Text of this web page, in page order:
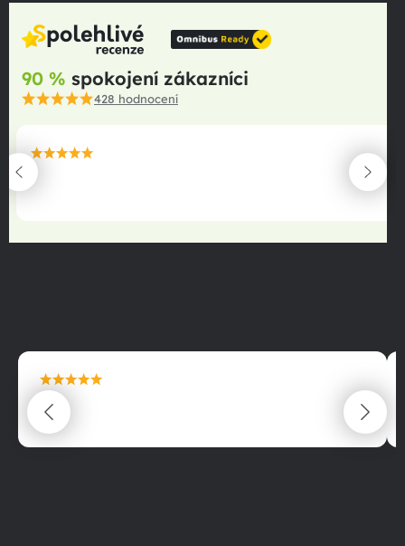
90 % spokojení zákazníci
428 hodnocení
maximální spokojenost
22.06.2025
maximální spokojenost
22.06.2025